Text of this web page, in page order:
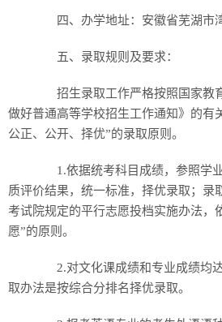
美食
军事
情感
四、办学地址：安徽省芜湖市
五、录取规则及要求：
招生录取工作严格按照国家教
做好普通高等学校招生工作通知》的有
公正、公开、择优”的录取原则。
1.依据统考科目成绩，参照学
质评价结果，统一标准，择优录取；录
考试院规定的平行志愿投档实施办法，
愿”的原则。
2.对文化课成绩和专业成绩均达
取办法是按综合分排名择优录取。